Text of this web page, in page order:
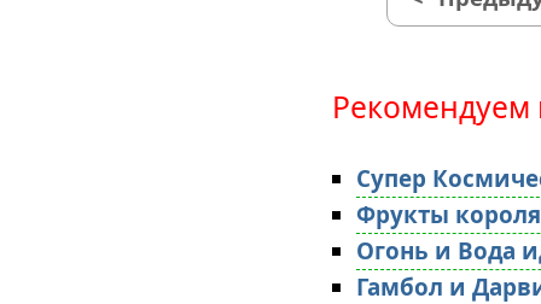
Рекомендуем
Супер
Фрукты
Огонь и Вода
Гамбол и